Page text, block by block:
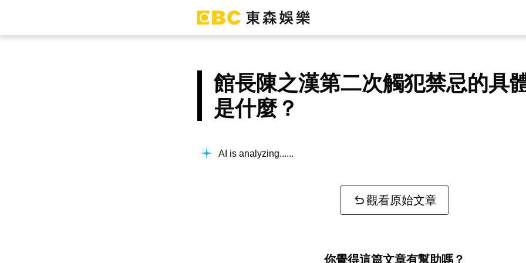
館長陳之漢第二次觸犯禁忌的具
是什麼？
AI is analyzing...
觀看原始文章
你覺得這篇文章有幫助嗎？